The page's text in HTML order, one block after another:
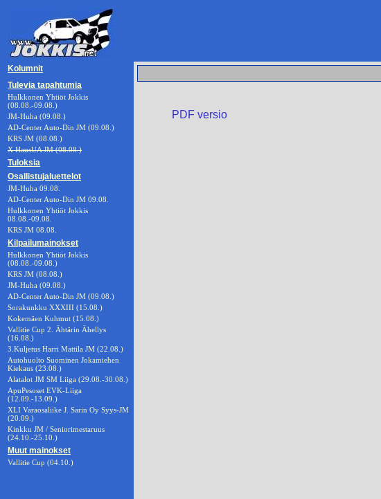
Kolumnit
Tulevia tapahtumia
Hulkkonen Yhtiöt Jokkis
(08.08.-09.08.)
JM-Huha (09.08.)
AD-Center Auto-Din JM (09.08.)
KRS JM (08.08.)
X HausUA JM (08.08.)
Tuloksia
Osallistujaluettelot
JM-Huha 09.08.
AD-Center Auto-Din JM 09.08.
Hulkkonen Yhtiöt Jokkis
08.08.-09.08.
KRS JM 08.08.
Kilpailumainokset
Hulkkonen Yhtiöt Jokkis
(08.08.-09.08.)
KRS JM (08.08.)
JM-Huha (09.08.)
AD-Center Auto-Din JM (09.08.)
Sorakunkku XXXIII (15.08.)
Kokemäen Kuhmut (15.08.)
Vallitie Cup 2. Ähtärin Ähellys
(16.08.)
3.Kuljetus Harri Mattila JM (22.08.)
Autohuolto Suominen Jokamiehen
Kiekaus (23.08.)
Alatalot JM SM Liiga (29.08.-30.08.)
ApuPesoset EVK-Liiga
(12.09.-13.09.)
XLI Varaosaliike J. Sarin Oy Syys-JM
(20.09.)
Kinkku JM / Seniorimestaruus
(24.10.-25.10.)
Muut mainokset
Vallitie Cup (04.10.)
PDF versio